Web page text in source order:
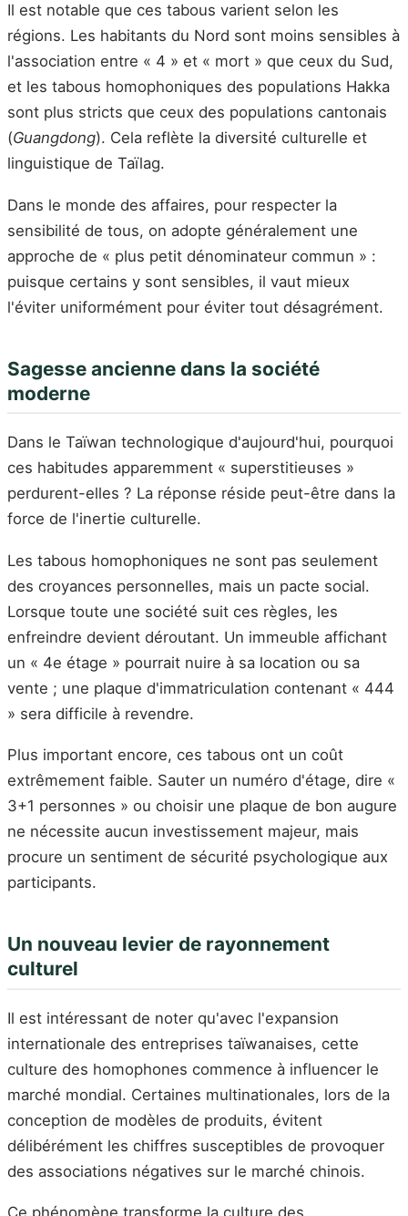
Il est notable que ces tabous varient selon les
régions. Les habitants du Nord sont moins sensibles à
l'association entre « 4 » et « mort » que ceux du Sud,
et les tabous homophoniques des populations Hakka
sont plus stricts que ceux des populations cantonais
(Guangdong). Cela reflète la diversité culturelle et
linguistique de Taïlag.
Dans le monde des affaires, pour respecter la
sensibilité de tous, on adopte généralement une
approche de « plus petit dénominateur commun » :
puisque certains y sont sensibles, il vaut mieux
l'éviter uniformément pour éviter tout désagrément.
Sagesse ancienne dans la société
moderne
Dans le Taïwan technologique d'aujourd'hui, pourquoi
ces habitudes apparemment « superstitieuses »
perdurent-elles ? La réponse réside peut-être dans la
force de l'inertie culturelle.
Les tabous homophoniques ne sont pas seulement
des croyances personnelles, mais un pacte social.
Lorsque toute une société suit ces règles, les
enfreindre devient déroutant. Un immeuble affichant
un « 4e étage » pourrait nuire à sa location ou sa
vente ; une plaque d'immatriculation contenant « 444
» sera difficile à revendre.
Plus important encore, ces tabous ont un coût
extrêmement faible. Sauter un numéro d'étage, dire «
3+1 personnes » ou choisir une plaque de bon augure
ne nécessite aucun investissement majeur, mais
procure un sentiment de sécurité psychologique aux
participants.
Un nouveau levier de rayonnement
culturel
Il est intéressant de noter qu'avec l'expansion
internationale des entreprises taïwanaises, cette
culture des homophones commence à influencer le
marché mondial. Certaines multinationales, lors de la
conception de modèles de produits, évitent
délibérément les chiffres susceptibles de provoquer
des associations négatives sur le marché chinois.